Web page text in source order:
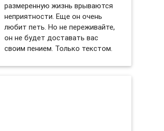
размеренную жизнь врываются
неприятности. Еще он очень
любит петь. Но не переживайте,
он не будет доставать вас
своим пением. Только текстом.